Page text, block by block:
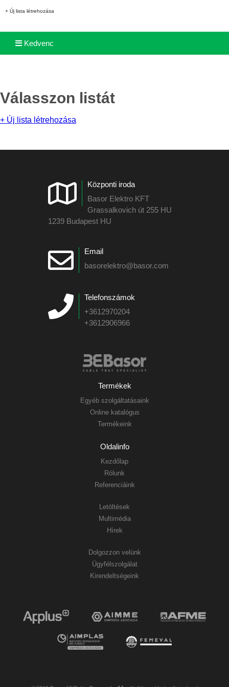
+ Új lista létrehozása
Kedvenc
Válasszon listát
+ Új lista létrehozása
Központi iroda
Basor Elektro KFT
Grassalkovich út 255 HU
1239 Budapest HU
Email
basorelektro@basor.com
Telefonszámok
+3612970204
+3612906966
Termékek
Egyéb szolgáltatásaink
Online katalógus
Termékeink
Oldalinfo
Kezdőlap
Rólunk
Referenciáink
Letöltések
Multimédia
Hírek
Dolgozzon velünk
Ügyfélszolgálat
Kirendeltségeink